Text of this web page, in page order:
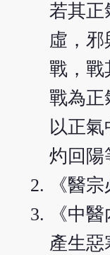
若其正
虛，
戰，戰
戰為正
以正
灼回陽
《醫
《中
產生